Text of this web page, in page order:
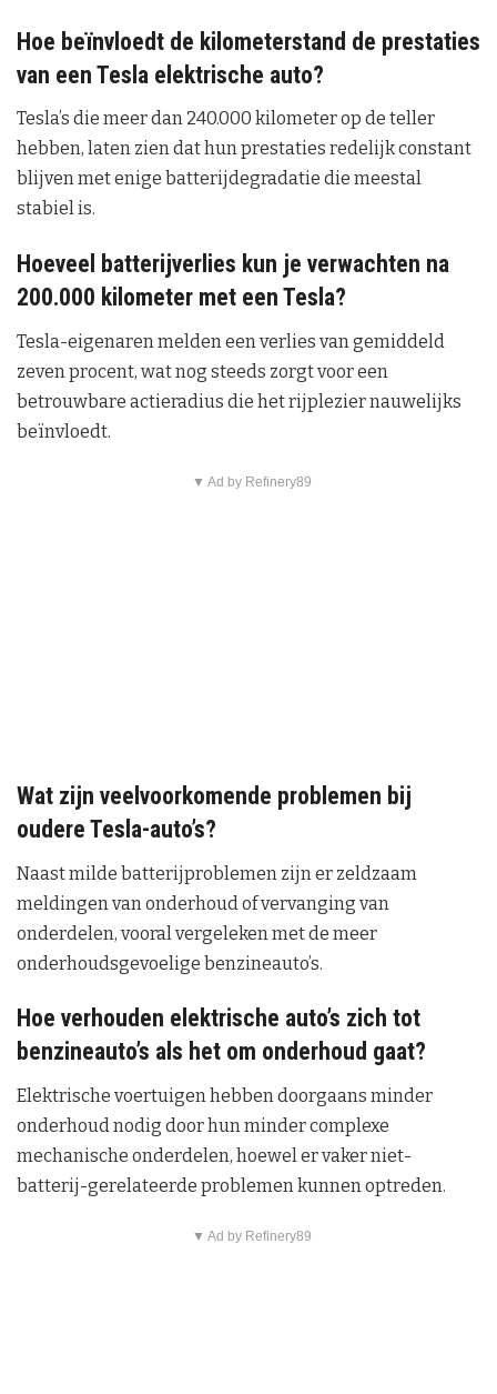
Hoe beïnvloedt de kilometerstand de prestaties
van een Tesla elektrische auto?
Tesla’s die meer dan 240.000 kilometer op de teller
hebben, laten zien dat hun prestaties redelijk constant
blijven met enige batterijdegradatie die meestal
stabiel is.
Hoeveel batterijverlies kun je verwachten na
200.000 kilometer met een Tesla?
Tesla-eigenaren melden een verlies van gemiddeld
zeven procent, wat nog steeds zorgt voor een
betrouwbare actieradius die het rijplezier nauwelijks
beïnvloedt.
▼ Ad by Refinery89
Wat zijn veelvoorkomende problemen bij
oudere Tesla-auto’s?
Naast milde batterijproblemen zijn er zeldzaam
meldingen van onderhoud of vervanging van
onderdelen, vooral vergeleken met de meer
onderhoudsgevoelige benzineauto’s.
Hoe verhouden elektrische auto’s zich tot
benzineauto’s als het om onderhoud gaat?
Elektrische voertuigen hebben doorgaans minder
onderhoud nodig door hun minder complexe
mechanische onderdelen, hoewel er vaker niet-
batterij-gerelateerde problemen kunnen optreden.
▼ Ad by Refinery89